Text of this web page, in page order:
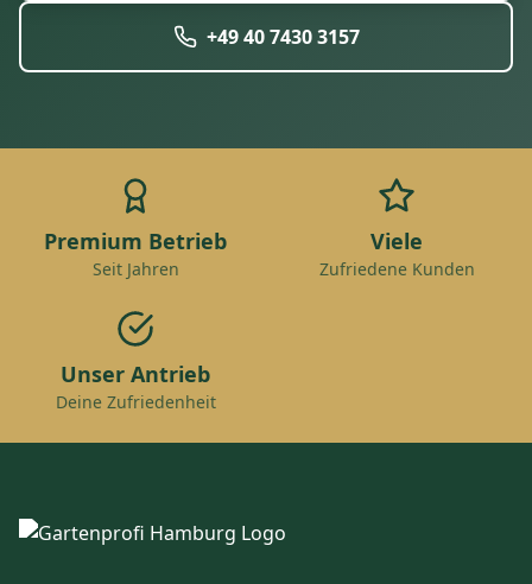
+49 40 7430 3157
Premium Betrieb
Seit Jahren
Viele
Zufriedene Kunden
Unser Antrieb
Deine Zufriedenheit